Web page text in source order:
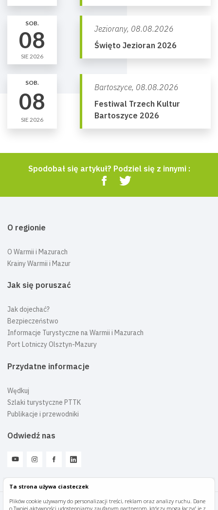
Ta strona używa ciasteczek
Plików cookie używamy do personalizacji treści, reklam oraz analizy ruchu. Dane
o Twojej aktywności udostępniamy zaufanym partnerom, którzy mogą łączyć je z
SOB.
08
SIE 2026
Jeziorany, 08.08.2026
Święto Jezioran 2026
SOB.
08
SIE 2026
Bartoszyce, 08.08.2026
Festiwal Trzech Kultur
Bartoszyce 2026
Spodobał się artykuł? Podziel się z innymi :
O regionie
O Warmii i Mazurach
Krainy Warmii i Mazur
Jak się poruszać
Jak dojechać?
Bezpieczeństwo
Informacje Turystyczne na Warmii i Mazurach
Port Lotniczy Olsztyn-Mazury
Przydatne informacje
Wędkuj
Szlaki turystyczne PTTK
Publikacje i przewodniki
Odwiedź nas